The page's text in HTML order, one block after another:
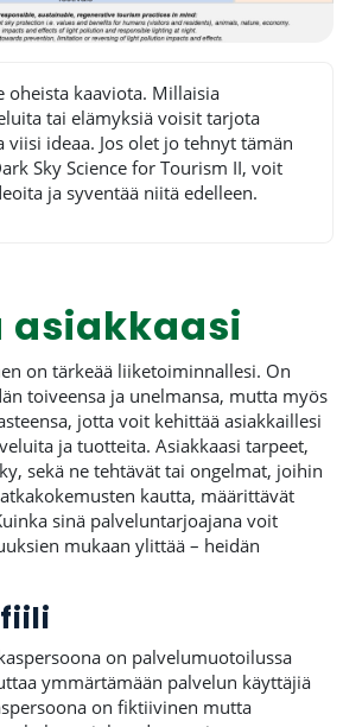
oheista kaaviota. Millaisia
tai elämyksiä voisit tarjota
viisi ideaa. Jos olet jo tehnyt tämän
Sky Science for Tourism II, voit
ja syventää niitä edelleen.
asiakkaasi
on tärkeää liiketoiminnallesi. On
toiveensa ja unelmansa, mutta myös
jotta voit kehittää asiakkaillesi
ja tuotteita. Asiakkaasi tarpeet,
sekä ne tehtävät tai ongelmat, joihin
kautta, määrittävät
sinä palveluntarjoajana voit
mukaan ylittää – heidän
on palvelumuotoilussa
ymmärtämään palvelun käyttäjiä
on fiktiivinen mutta